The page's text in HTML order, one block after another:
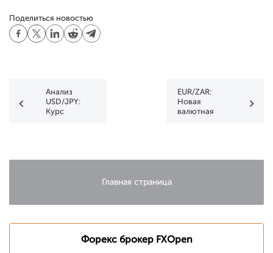
Поделиться новостью
Анализ
USD/JPY:
Курс
EUR/ZAR:
Новая
валютная
Главная страница
Форекс брокер FXOpen